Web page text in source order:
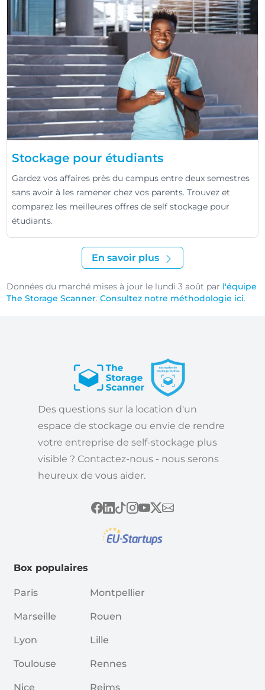
Stockage pour étudiants
Gardez vos affaires près du campus entre deux semestres
sans avoir à les ramener chez vos parents. Trouvez et
comparez les meilleures offres de self stockage pour
étudiants.
En savoir plus
Données du marché mises à jour le lundi 3 août par l'équipe
The Storage Scanner.Consultez notre méthodologie ici.
Des questions sur la location d'un
espace de stockage ou envie de rendre
votre entreprise de self-stockage plus
visible ? Contactez-nous - nous serons
heureux de vous aider.
Box populaires
Paris
Marseille
Lyon
Toulouse
Nice
Montpellier
Rouen
Lille
Rennes
Reims